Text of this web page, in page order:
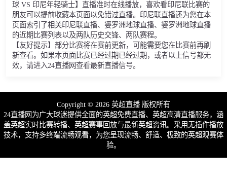
球 VS 印尼年轻骑士】直播准时在线播放，喜欢看印尼联比赛的
朋友可以提前收藏本页面以免错过直播。印尼联直播还为您在本
页面索引了相关印尼联直播、婆罗洲地球直播、婆罗洲地球直播
的近期比赛列表以及两队历史交锋、两队赛程。
【友好提示】部分比赛将在赛前更新，可能需要您在比赛前再刷
新查看。如果本页面比赛已经过期已经过期，或者以上信号都无
效，请进入24直播网查看最新直播信号。
Copyright © 2026 英超直播 版权所有
24直播网为广大球迷提供全面的英超免费直播、英超高清直播服务，涵
盖英超实时比赛转播、英超赛事回放与最新英超资讯。采用无插件播放
技术，支持多终端流畅观看，为您呈现流畅、舒适、极致的英超观赛体
验。